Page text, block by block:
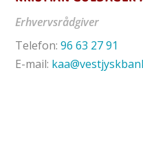
Erhvervsrådgiver
Telefon:96 63 27 91
E-mail: